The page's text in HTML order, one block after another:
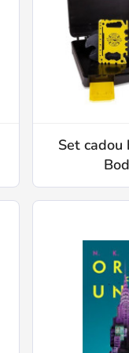
Set